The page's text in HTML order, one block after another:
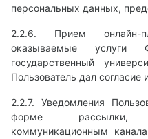
персональных данных,
2.2.6. Прием онлайн-
оказываемые услуги
государственный
Пользователь дал
2.2.7. Уведомления
форме рассылки,
коммуникационным